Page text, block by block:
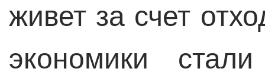
живет за счет
экономики